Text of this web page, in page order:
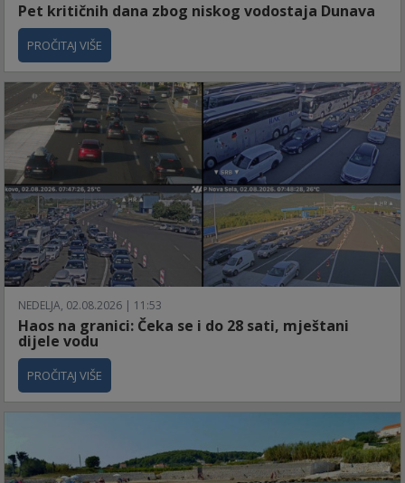
Pet kritičnih dana zbog niskog vodostaja Dunava
PROČITAJ VIŠE
NEDELJA, 02.08.2026 | 11:53
Haos na granici: Čeka se i do 28 sati, mještani
dijele vodu
PROČITAJ VIŠE